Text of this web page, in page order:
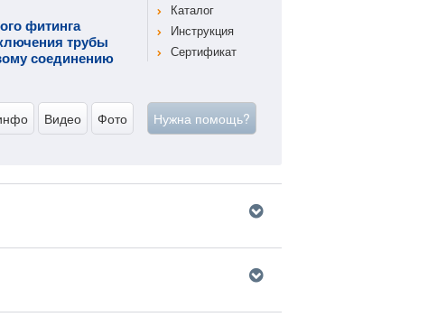
фитинга
трубы
соединению
Видео Фото
Каталог
Инструкция
Сертификат
Нужна помощь?